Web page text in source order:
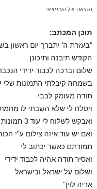
התיאור של העיתונאי
תוכן המכתב:
"בעזרת ה' יתברך יום ראשון
הקודש תיבנה ותיכונן
שלום וברכה לכבוד ידידי
בשמחה קיבלתי התמונות שלי
תודה מעומק לבבי
ויסלח לי שלא השבתי לו מחמת
ואבקש לשלוח לי עוד 3 תמונות כאשר שלח לי בפורמט של גלויה
ואם יש עוד איזה צילום ע"י
תמורתם כאשר יכתוב לי
ואסיר תודה אהיה לכבוד ידידי
ושלום על ישראל ובישראל
אריה לוין"